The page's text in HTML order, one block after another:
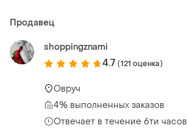
Продавец
shoppingznami
4.7 (121 оценка)
Овруч
4% выполненных заказов
Отвечает в течение 6ти часов